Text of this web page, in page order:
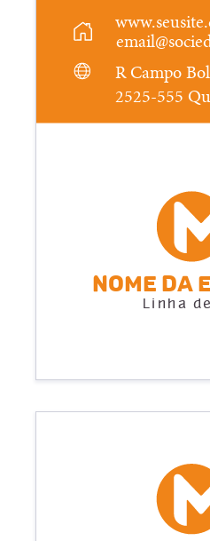
R Campo
2525-555
Nome da
Linha